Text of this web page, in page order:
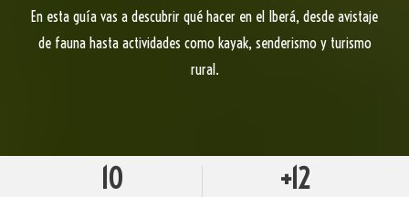
En esta guía vas a descubrir qué hacer en el Iberá, desde avistaje
de fauna hasta actividades como kayak, senderismo y turismo
rural.
10 +12